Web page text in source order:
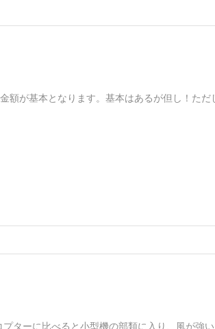
額が基本となります。基本はあるが但し！ただ
ターに比べると小型機の部類に入り、風が強